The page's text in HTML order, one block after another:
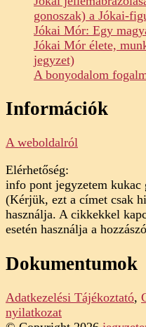
gonoszak) a Jókai-
Jókai Mór: Egy
Jókai Mór élete,
jegyzet)
A bonyodalom
Információk
A weboldalról
Elérhetőség:
info pont jegyzetem kukac
(Kérjük, ezt a címet csak
használja. A cikkekkel
esetén használja a
Dokumentumok
Adatkezelési Tájékoztató,
nyilatkozat